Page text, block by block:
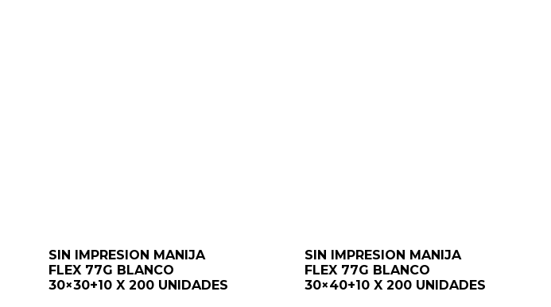
SIN IMPRESION MANIJA
FLEX 77G BLANCO
30×30+10 X 200 UNIDADES
SIN IMPRESION MANIJA
FLEX 77G BLANCO
30×40+10 X 200 UNIDADES